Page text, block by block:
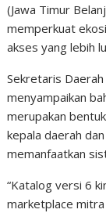
(Jawa Timur
memperkuat
akses yang lebih
Sekretaris
menyampaikan
merupakan
kepala daerah
memanfaatkan
“Katalog versi 6
marketplace